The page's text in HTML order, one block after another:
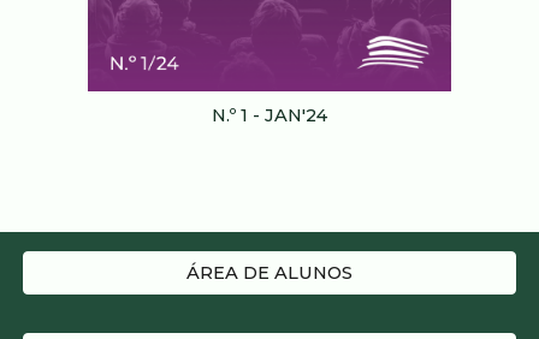
N.º 1 - JAN'24
ÁREA DE ALUNOS